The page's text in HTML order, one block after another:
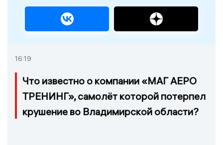
16:19
Что известно о компании «МАГ АЕРО
ТРЕНИНГ», самолёт которой потерпел
крушение во Владимирской области?